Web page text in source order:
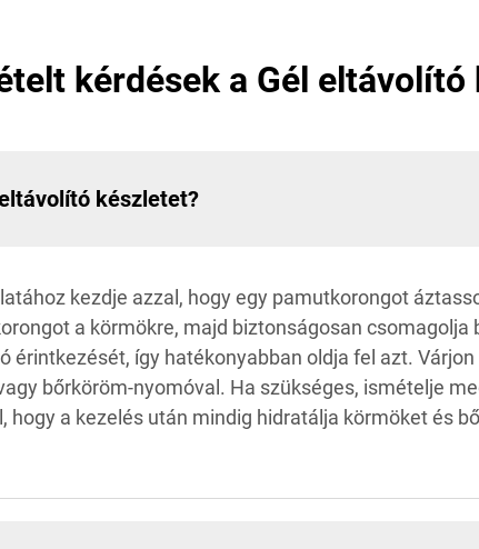
kérdések a Gél
készletet?
kezdje azzal, hogy egy pamutkorongot
a körmökre, majd biztonságosan csomagolja
érintkezését, így hatékonyabban oldja fel azt.
bőrköröm-nyomóval. Ha szükséges, ismételje
a kezelés után mindig hidratálja körmöket és